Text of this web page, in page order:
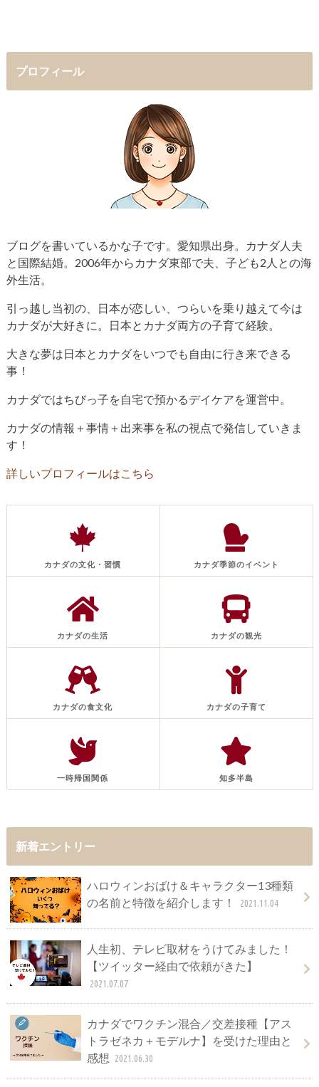
プロフィール
ブログを書いているかな子です。愛知県出身。カナダ人夫
と国際結婚。2006年からカナダ東部で夫、子ども2人との海
外生活。
引っ越し当初の、日本が恋しい、つらいを乗り越えて今は
カナダが大好きに。日本とカナダ両方の子育て経験。
大きな夢は日本とカナダをいつでも自由に行き来できる
事！
カナダではちびっ子を自宅で預かるデイケアを運営中。
カナダの情報＋事情＋出来事を私の視点で発信していきま
す！
詳しいプロフィールはこちら
カナダの文化・習慣 カナダ季節のイベント
カナダの生活 カナダの観光
カナダの食文化 カナダの子育て
一時帰国関係 知多半島
新着エントリー
ハロウィンおばけ＆キャラクター13種類
の名前と特徴を紹介します！
2021.11.04
人生初、テレビ取材をうけてみました！
【ツイッター経由で依頼がきた】
2021.07.07
カナダでワクチン混合／交差接種【アス
トラゼネカ＋モデルナ】を受けた理由と
感想 2021.06.30